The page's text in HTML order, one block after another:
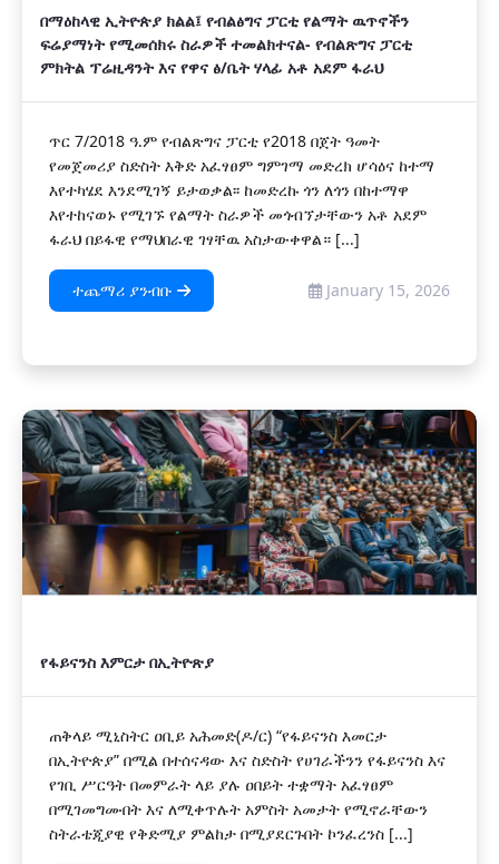
በማዕከላዊ ኢትዮጵያ ክልል፤ የብልፅግና ፓርቲ የልማት ዉጥኖችን
ፍሬያማነት የሚመሰክሩ ስራዎች ተመልክተናል- የብልጽግና ፓርቲ
ምክትል ፕሬዚዳንት እና የዋና ፅ/ቤት ሃላፊ አቶ አደም ፋራህ
ጥር 7/2018 ዓ.ም የብልጽግና ፓርቲ የ2018 በጀት ዓመት
የመጀመሪያ ስድስት እቅድ አፈፃፀም ግምገማ መድረክ ሆሳዕና ከተማ
እየተካሄደ እንደሚገኝ ይታወቃል፡፡ ከመድረኩ ጎን ለጎን በከተማዋ
እየተከናወኑ የሚገኙ የልማት ስራዎች መጎብኘታቸውን አቶ አደም
ፋራህ በይፋዊ የማህበራዊ ገፃቸዉ አስታውቀዋል። [...]
ተጨማሪ ያንብቡ January 15, 2026
የፋይናንስ እምርታ በኢትዮጽያ
ጠቅላይ ሚኒስትር ዐቢይ አሕመድ(ዶ/ር) “የፋይናንስ እመርታ
በኢትዮጵያ” በሚል በተሰናዳው እና ስድስት የሀገራችንን የፋይናንስ እና
የገቢ ሥርዓት በመምራት ላይ ያሉ ዐበይት ተቋማት አፈፃፀም
በሚገመግሙበት እና ለሚቀጥሉት አምስት አመታት የሚኖራቸውን
ስትራቴጂያዊ የቅድሚያ ምልከታ በሚያደርጉበት ኮንፈረንስ [...]